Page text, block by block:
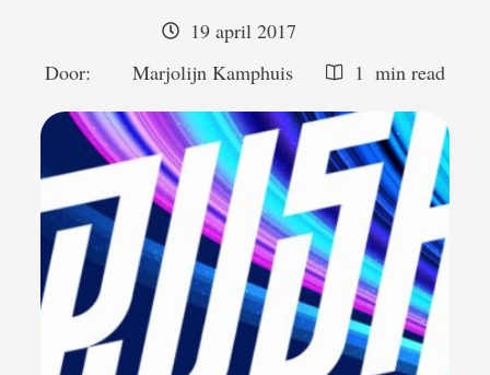
19 april 2017
Door:
Marjolijn Kamphuis 1 min read